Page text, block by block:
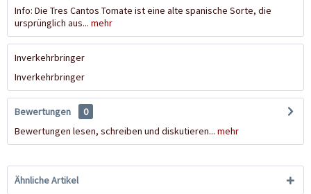
Info: Die Tres Cantos Tomate ist eine alte spanische Sorte, die
ursprünglich aus... mehr
Inverkehrbringer
Inverkehrbringer
Bewertungen
0
Bewertungen lesen, schreiben und diskutieren... mehr
Ähnliche Artikel